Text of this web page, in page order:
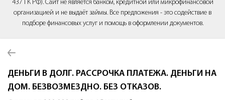
437 ГК РФ). Сайт не является банком, кредитной или микрофинансовой
организацией и не выдаёт займы. Все предложения - это содействие в
подборе финансовых услуг и помощь в оформлении документов.
ДЕНЬГИ В ДОЛГ. РАССРОЧКА ПЛАТЕЖА. ДЕНЬГИ НА
ДОМ. БЕЗВОЗМЕЗДНО. БЕЗ ОТКАЗОВ.